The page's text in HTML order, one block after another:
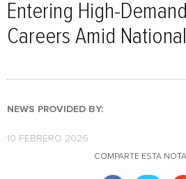
Entering High-
Careers Amid
NEWS PROVIDED BY:
10 FEBRERO 2026
COMPARTE ESTA NOTA